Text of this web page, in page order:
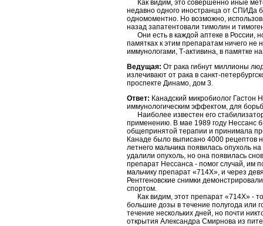
Как видим, это совершенно иные
недавно одного иностранца от СПИДа
одномоментно. Но возможно,
назад запатентовали тимолин и
Они есть в каждой аптеке в России,
памятках к этим препаратам ничего не
иммунологами, Т-активина, в памятке
Ведущая: От рака гибнут миллионы
излечивают от рака в санкт-
проспекте Динамо, дом 3.
Ответ: Канадский микробиолог Гастон
иммунологическим эффектом, для
Наиболее известен его
применению. В мае 1989 году Нессанс
общепринятой терапии и принимала
Канаде было выписано 4000 рецептов
летнего мальчика появилась опухоль
удалили опухоль, но она появилась
препарат Нессанса - помог случай, им
мальчику препарат «714Х», и через
Рентгеновские снимки
спортом.
Как видим, этот препарат «714Х» -
большие дозы в течение полугода или
течение нескольких дней, но почти
открытия Александра Смирнова из